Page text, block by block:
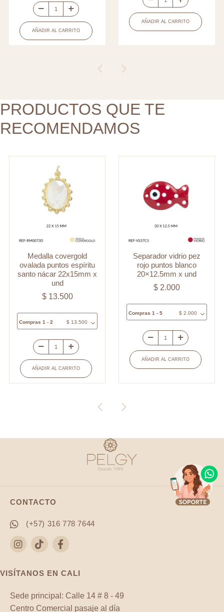
Medalla
covergold
ovalada
22x15mm
x
und
AÑADIR AL CARRITO
Separador
vidrio
pez
und
AÑADIR AL CARRITO
PRODUCTOS QUE TE
RECOMENDAMOS
Medalla covergold
ovalada puntos espíritu
santo nácar 22x15mm x
und
$13.500
Compras 1 - 2 $13.500
Medalla
covergold
ovalada
22x15mm
AÑADIR AL CARRITO
Separador vidrio pez
rojo puntos blanco
20×12.5mm x und
$ 2.000
Compras 1 - 5 $2.000
Separador
vidrio
pez
rojo
AÑADIR AL CARRITO
CONTACTO
(+57) 316 778 7644
VISÍTANOS EN CALI
Sede principal: Calle 14 # 8 - 49
Centro Comercial pasaje al día